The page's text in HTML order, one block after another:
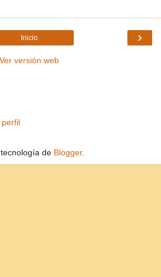
›
Inicio
Ver versión web
perfil
de Blogger.